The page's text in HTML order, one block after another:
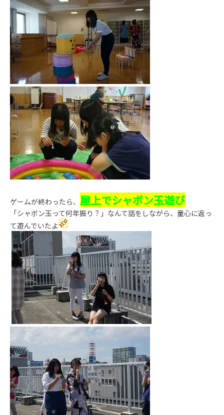
ゲームが終わったら、 屋上でシャボン玉遊び
「シャボン玉って何年振り？」なんて話をしながら、童心に返っ
て遊んでいたよ